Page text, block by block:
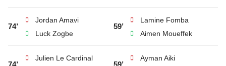
74’
Jordan Amavi
Luck Zogbe
59’
Lamine Fomba
Aimen Moueffek
74’
Julien Le Cardinal
59’
Ayman Aiki